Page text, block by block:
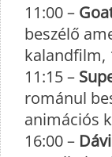
11:00 –
beszélő
kalandfilm,
11:15 –
románul
animációs
16:00 –